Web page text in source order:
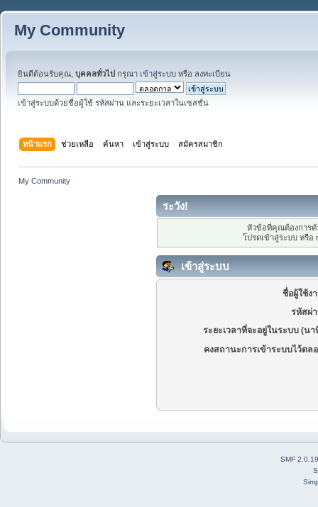
My Community
ยินดีต้อนรับคุณ, บุคคลทั่วไป กรุณา เข้าสู่ระบบ หรือ ลงทะเบียน
เข้าสู่ระบบด้วยชื่อผู้ใช้ รหัสผ่าน และระยะเวลาในเซสชั่น
หน้าแรก ช่วยเหลือ ค้นหา เข้าสู่ระบบ สมัครสมาชิก
My Community
ระวัง!
หัวข้อที่คุณต้องการ
โปรดเข้าสู่ระบบ หรือ
เข้าสู่ระบบ
ชื่อผู้ใช้ง
รหัสผ่
ระยะเวลาที่จะอยู่ในระบบ (นา
คงสถานะการเข้าระบบไว้ตล
SMF 2.0.19